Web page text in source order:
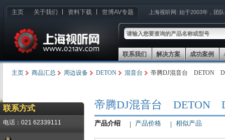
主页 关于我们 资料下载 世博AV专题 上海视听网: 始于2003年，团
联系我们 解决方案 成功案例
主页 商品汇总 周边设备 DETON 混音台 帝腾DJ混音台 DETON
帝腾DJ混音台 DETON
产品介绍 产品价格 相似产品
联系方式
电话：021 62339111